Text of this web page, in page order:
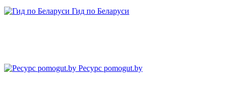
Гид по Беларуси
Ресурс pomogut.by